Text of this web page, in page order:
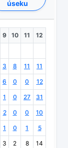
úseku
9 10 11 12
3 8 11 11
6 0 0 12
1 0 27 31
2 0 0 10
1 0 1 5
3 2 8 14